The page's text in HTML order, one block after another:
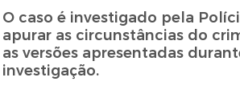
O caso é investigado pela
apurar as circunstâncias do
as versões apresentadas
investigação.